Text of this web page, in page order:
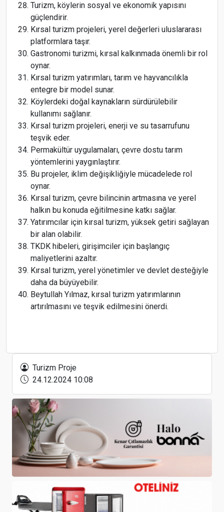
Turizm, köylerin sosyal ve ekonomik yapısını
güçlendirir.
Kırsal turizm projeleri, yerel değerleri uluslararası
platformlara taşır.
Gastronomi turizmi, kırsal kalkınmada önemli bir rol
oynar.
Kırsal turizm yatırımları, tarım ve hayvancılıkla
entegre bir model sunar.
Köylerdeki doğal kaynakların sürdürülebilir
kullanımı sağlanır.
Kırsal turizm projeleri, enerji ve su tasarrufunu
teşvik eder.
Permakültür uygulamaları, çevre dostu tarım
yöntemlerini yaygınlaştırır.
Bu projeler, iklim değişikliğiyle mücadelede rol
oynar.
Kırsal turizm, çevre bilincinin artmasına ve yerel
halkın bu konuda eğitilmesine katkı sağlar.
Yatırımcılar için kırsal turizm, yüksek getiri sağlayan
bir alan olabilir.
TKDK hibeleri, girişimciler için başlangıç
maliyetlerini azaltır.
Kırsal turizm, yerel yönetimler ve devlet desteğiyle
daha da büyüyebilir.
Beytullah Yılmaz, kırsal turizm yatırımlarının
artırılmasını ve teşvik edilmesini önerdi.
Turizm Proje
24.12.2024 10:08
devam etti
Deprem bölgesindeki 11 il için yeni turizm
rotaları hazırlanacak
Türk Hava Yolları ve Galataport İstanbul, Mıamı
Seatrade Cruıse Global Fuarı’nda Güçlerini
Birleştirdi